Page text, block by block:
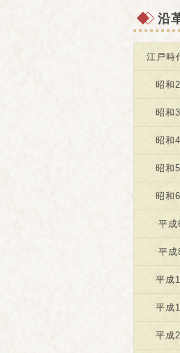
沿
江戸時
昭和
昭和
昭和
昭和
昭和
平成
平成
平成
平成
平成